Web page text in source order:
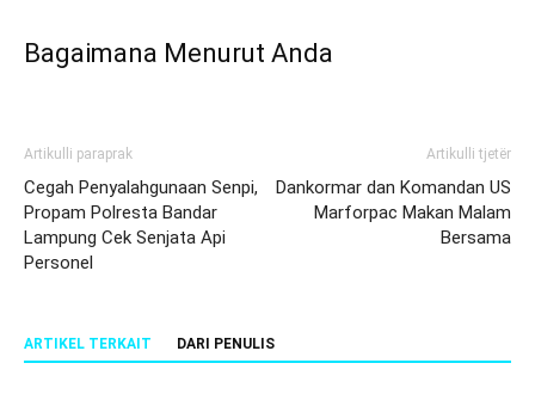
Bagaimana Menurut Anda
Artikulli paraprak
Cegah Penyalahgunaan Senpi,
Propam Polresta Bandar
Lampung Cek Senjata Api
Personel
Artikulli tjetër
Dankormar dan Komandan US
Marforpac Makan Malam
Bersama
ARTIKEL TERKAIT DARI PENULIS